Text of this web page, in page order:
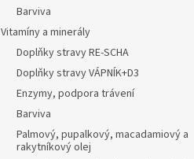
Barviva
Vitamíny a minerály
Doplňky stravy RE-SCHA
Doplňky stravy VÁPNÍK+D3
Enzymy, podpora trávení
Barviva
Palmový, pupalkový, macadamiový a
rakytníkový olej